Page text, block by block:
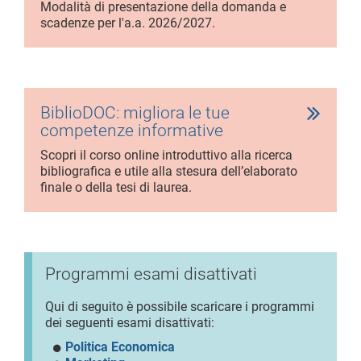
Modalità di presentazione della domanda e
scadenze per l'a.a. 2026/2027.
BiblioDOC: migliora le tue
competenze informative
Scopri il corso online introduttivo alla ricerca
bibliografica e utile alla stesura dell’elaborato
finale o della tesi di laurea.
Programmi esami disattivati
Qui di seguito è possibile scaricare i programmi
dei seguenti esami disattivati:
Politica Economica